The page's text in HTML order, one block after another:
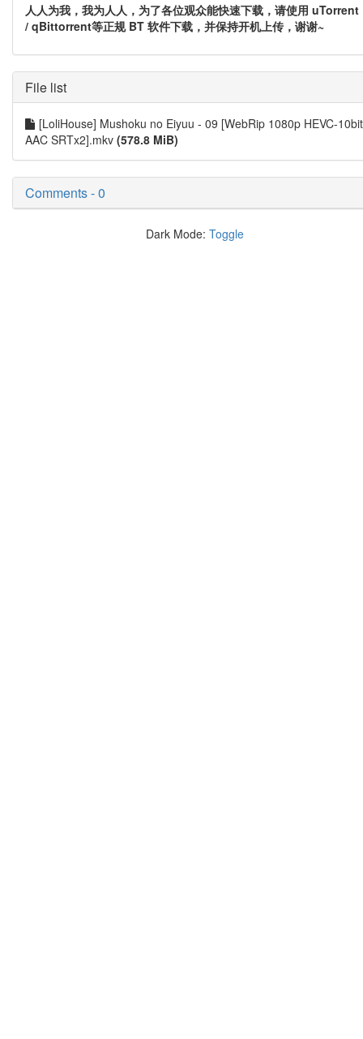
人人为我，我为人人，为了各位观众能快速下载，请使用 uTorrent
/ qBittorrent等正规 BT 软件下载，并保持开机上传，谢谢~
File list
[LoliHouse] Mushoku no Eiyuu - 09 [WebRip 1080p HEVC-10bit
AAC SRTx2].mkv (578.8 MiB)
Comments - 0
Dark Mode: Toggle